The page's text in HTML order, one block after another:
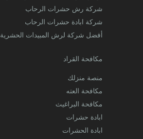
شركة رش حشرات الرحاب
شركة ابادة حشرات الرحاب
أفضل شركة لرش المبيدات
مكافحة القراد
منصة منزلك
مكافحة العته
مكافحة البراغيث
ابادة حشرات
ابادة الحشرات